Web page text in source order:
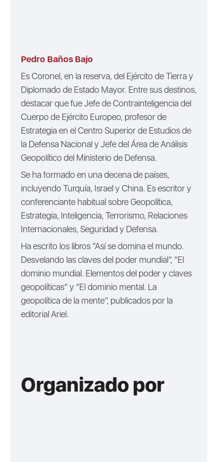
Pedro Baños Bajo
Es Coronel, en la reserva, del Ejército de Tierra y
Diplomado de Estado Mayor. Entre sus destinos,
destacar que fue Jefe de Contrainteligencia del
Cuerpo de Ejército Europeo, profesor de
Estrategia en el Centro Superior de Estudios de
la Defensa Nacional y Jefe del Área de Análisis
Geopolítico del Ministerio de Defensa.
Se ha formado en una decena de países,
incluyendo Turquía, Israel y China. Es escritor y
conferenciante habitual sobre Geopolítica,
Estrategia, Inteligencia, Terrorismo, Relaciones
Internacionales, Seguridad y Defensa.
Ha escrito los libros “Así se domina el mundo.
Desvelando las claves del poder mundial”, “El
dominio mundial. Elementos del poder y claves
geopolíticas” y “El dominio mental. La
geopolítica de la mente”, publicados por la
editorial Ariel.
Organizado por